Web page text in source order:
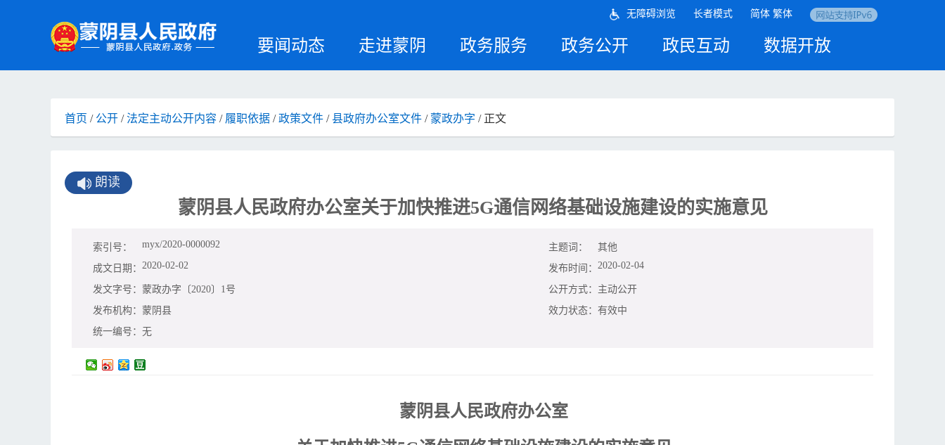
要闻动态 走进蒙阴 政务服务 政务公开 政民互动 数据开放
无障碍浏览 长者模式 简体 繁体
首页 / 公开 /法定主动公开内容 / 履职依据 /政策文件 / 县政府办公室文件 / 蒙政办字 / 正文
朗读
蒙阴县人民政府办公室关于加快推进5G通信网络基础设施建设的实施意见
索引号： myx/2020-0000092 主题词：
其他
成文日期： 2020-02-02 发布时间： 2020-02-04
发文字号： 蒙政办字〔2020〕1号 公开方式： 主动公开
发布机构： 蒙阴县 效力状态： 有效中
统一编号： 无
蒙阴县人民政府办公室